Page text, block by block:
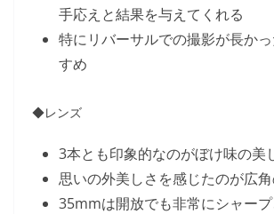
手応えと結果を与えてくれる
特にリバーサルでの撮影が長か
すめ
◆レンズ
3本とも印象的なのがぼけ味の美
思いの外美しさを感じたのが広
35mmは開放でも非常にシャー